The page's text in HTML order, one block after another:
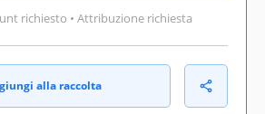
richiesto • Attribuzione richiesta
alla raccolta